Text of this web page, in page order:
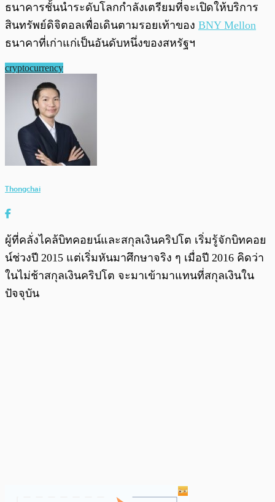
ธนาคารชั้นนำระดับโลกกำลังเตรียมที่จะเปิดให้บริการ
สินทรัพย์ดิจิตอลเพื่อเดินตามรอยเท้าของ BNY Mellon
ธนาคาที่เก่าแก่เป็นอันดับหนึ่งของสหรัฐฯ
cryptocurrency
Thongchai
ผู้ที่คลั่งไคล้บิทคอยน์และสกุลเงินคริปโต เริ่มรู้จักบิทคอย
น์ช่วงปี 2015 แต่เริ่มหันมาศึกษาจริง ๆ เมื่อปี 2016 คิดว่า
ในไม่ช้าสกุลเงินคริปโต จะมาเข้ามาแทนที่สกุลเงินใน
ปัจจุบัน